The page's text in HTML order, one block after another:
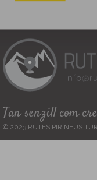
Tan senzill com
© 2023 RUTES PIRINEUS